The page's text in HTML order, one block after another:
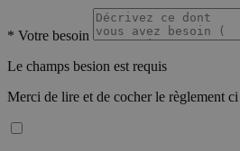
* Votre besoin
Le champs besion est requis
Merci de lire et de cocher le règlement ci